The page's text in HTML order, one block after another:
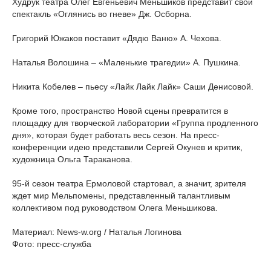
спектакль «Оглянись во гневе» Дж. Осборна.
Григорий Южаков поставит «Дядю Ваню» А. Чехова.
Наталья Волошина – «Маленькие трагедии» А. Пушкина.
Никита Кобелев – пьесу «Лайк Лайк Лайк» Саши Денисовой.
Кроме того, пространство Новой сцены превратится в
площадку для творческой лаборатории «Группа продленного
дня», которая будет работать весь сезон. На пресс-
конференции идею представили Сергей Окунев и критик,
художница Ольга Тараканова.
95-й сезон театра Ермоловой стартовал, а значит, зрителя
ждет мир Мельпомены, представленный талантливым
коллективом под руководством Олега Меньшикова.
Материал: News-w.org / Наталья Логинова
Фото: пресс-служба